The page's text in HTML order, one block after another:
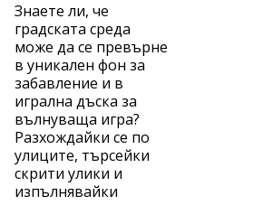
Знаете ли, че
градската среда
може да се превърне
в уникален фон за
забавление и в
игрална дъска за
вълнуваща игра?
Разхождайки се по
улиците, търсейки
скрити улики и
изпълнявайки